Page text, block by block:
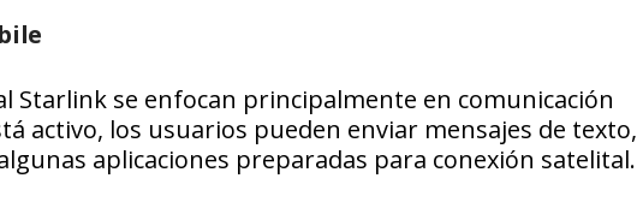
Starlink se enfocan principalmente en comunicación
activo, los usuarios pueden enviar mensajes de texto,
aplicaciones preparadas para conexión satelital.